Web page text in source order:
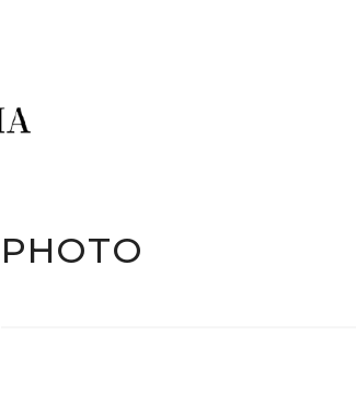
PHOTO